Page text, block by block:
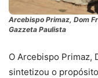
Arcebispo Primaz, Dom
Gazzeta Paulista
O Arcebispo Primaz,
sintetizou o